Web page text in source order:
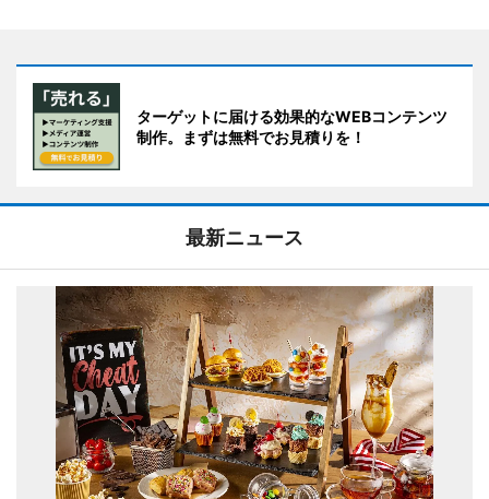
ターゲットに届ける効果的なWEBコンテンツ
制作。まずは無料でお見積りを！
最新ニュース